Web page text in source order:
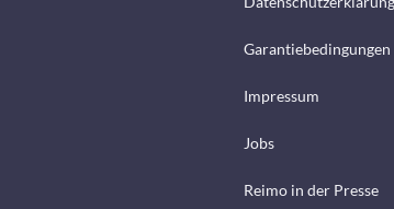
Garantiebedingungen
Impressum
Jobs
Reimo in der Presse